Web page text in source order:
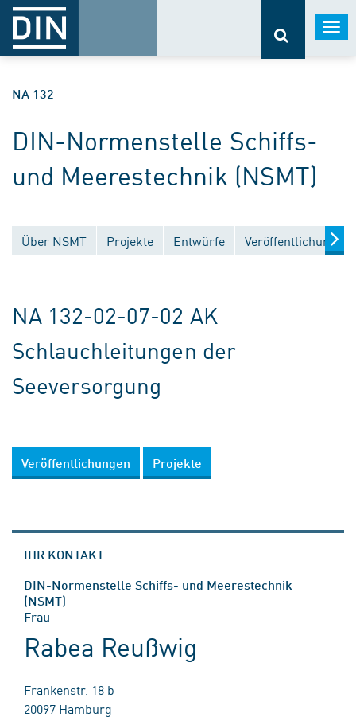
NA 132
DIN-Normenstelle Schiffs-
und Meerestechnik (NSMT)
Über NSMT Projekte Entwürfe Veröffentlichungen
NA 132-02-07-02 AK
Schlauchleitungen der
Seeversorgung
Veröffentlichungen Projekte
IHR KONTAKT
DIN-Normenstelle Schiffs- und Meerestechnik
(NSMT)
Frau
Rabea Reußwig
Frankenstr. 18 b
20097 Hamburg